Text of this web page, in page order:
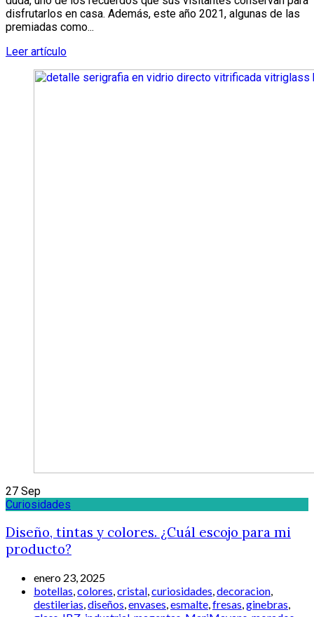
disfrutarlos en casa. Además, este año 2021, algunas de las
premiadas como...
Leer artículo
27 Sep
Curiosidades
Diseño, tintas y colores. ¿Cuál escojo para mi
producto?
enero 23, 2025
botellas,colores,cristal,curiosidades,decoracion,
destilerias,diseños,envases,esmalte,fresas,ginebras,